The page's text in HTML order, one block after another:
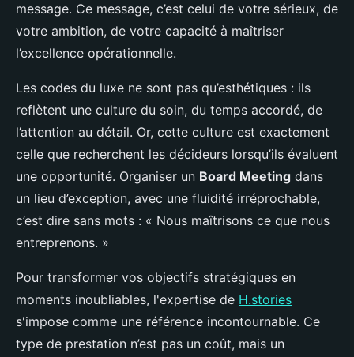
message. Ce message, c’est celui de votre sérieux, de
votre ambition, de votre capacité à maîtriser
l’excellence opérationnelle.
Les codes du luxe ne sont pas qu’esthétiques : ils
reflètent une culture du soin, du temps accordé, de
l’attention au détail. Or, cette culture est exactement
celle que recherchent les décideurs lorsqu’ils évaluent
une opportunité. Organiser un Board Meeting dans
un lieu d’exception, avec une fluidité irréprochable,
c’est dire sans mots : « Nous maîtrisons ce que nous
entreprenons. »
Pour transformer vos objectifs stratégiques en
moments inoubliables, l'expertise de H.stories
s'impose comme une référence incontournable. Ce
type de prestation n’est pas un coût, mais un